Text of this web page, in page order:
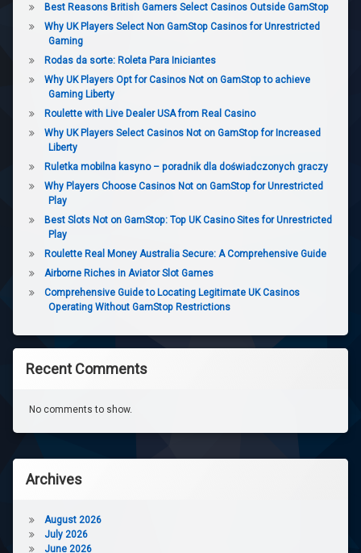
Best Reasons British Gamers Select Casinos Outside GamStop
Why UK Players Select Non GamStop Casinos for Unrestricted
Gaming
Rodas da sorte: Roleta Para Iniciantes
Why UK Players Opt for Casinos Not on GamStop to achieve
Gaming Liberty
Roulette with Live Dealer USA from Real Casino
Why UK Players Select Casinos Not on GamStop for Increased
Liberty
Ruletka mobilna kasyno – poradnik dla doświadczonych graczy
Why Players Choose Casinos Not on GamStop for Unrestricted
Play
Best Slots Not on GamStop: Top UK Casino Sites for Unrestricted
Play
Roulette Real Money Australia Secure: A Comprehensive Guide
Airborne Riches in Aviator Slot Games
Comprehensive Guide to Locating Legitimate UK Casinos
Operating Without GamStop Restrictions
Recent Comments
No comments to show.
Archives
August 2026
July 2026
June 2026